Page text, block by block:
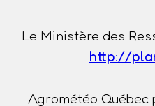
Le Ministère des
http://
Agrométéo Québec